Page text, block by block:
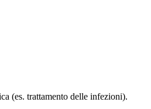
(es. trattamento delle infezioni).